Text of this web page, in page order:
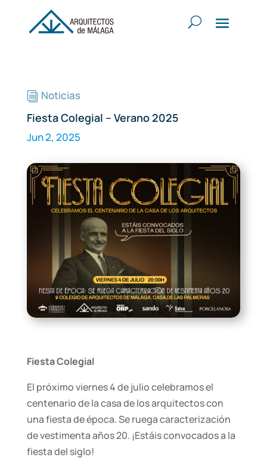
i Noticias
Fiesta Colegial – Verano 2025
Jun 2, 2025
Fiesta Colegial
El próximo viernes 4 de julio celebramos el
centenario de la casa de los arquitectos con
una fiesta de época. Se ruega caracterización
de vestimenta años 20. ¡Estáis convocados a la
fiesta del siglo!